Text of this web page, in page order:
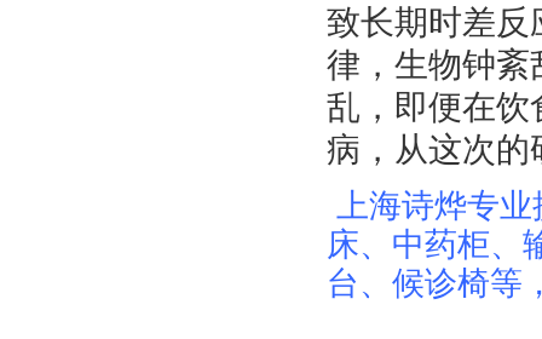
致长期时差反
律，生物钟紊
乱，即便在饮
病，从这次的
上海诗烨专
床、中药柜、
台、候诊椅等